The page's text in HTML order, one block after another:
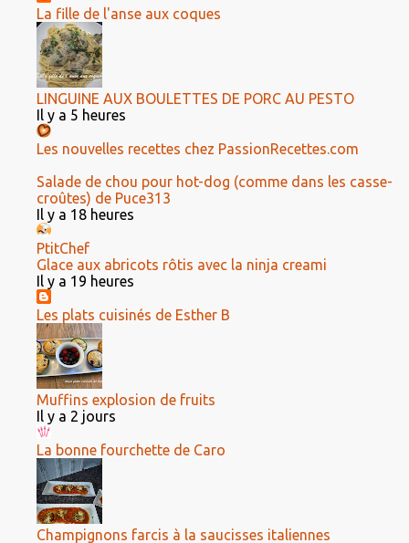
La fille de l'anse aux coques
LINGUINE AUX BOULETTES DE PORC AU PESTO
Il y a 5 heures
Les nouvelles recettes chez PassionRecettes.com
Salade de chou pour hot-dog (comme dans les casse-
croûtes) de Puce313
Il y a 18 heures
PtitChef
Glace aux abricots rôtis avec la ninja creami
Il y a 19 heures
Les plats cuisinés de Esther B
Muffins explosion de fruits
Il y a 2 jours
La bonne fourchette de Caro
Champignons farcis à la saucisses italiennes